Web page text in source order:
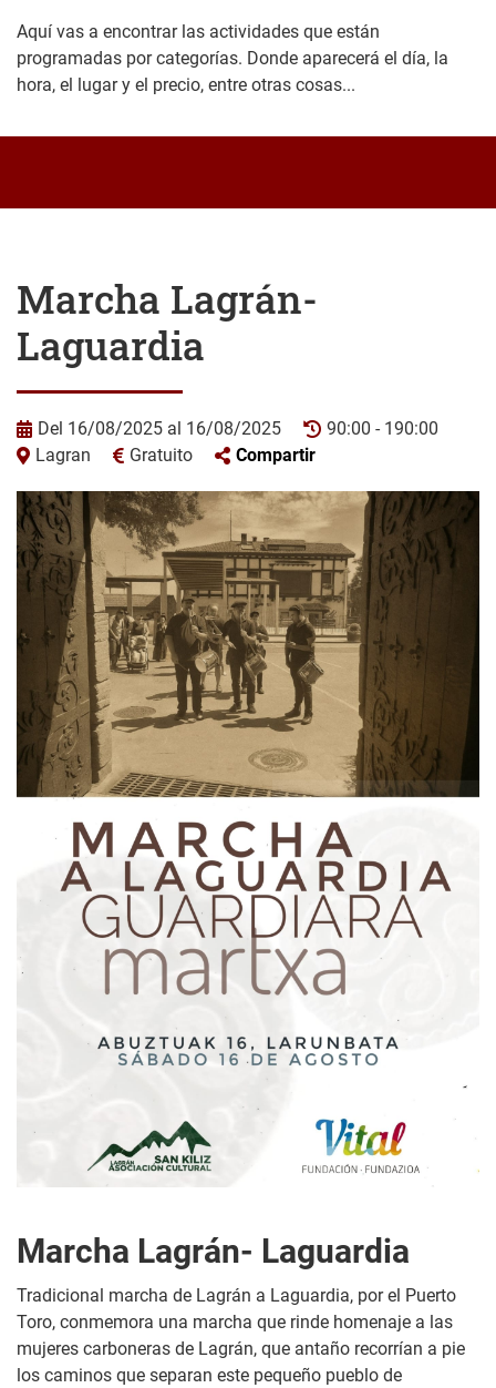
Aquí vas a encontrar las actividades que están
programadas por categorías. Donde aparecerá el día, la
hora, el lugar y el precio, entre otras cosas...
Marcha Lagrán-
Laguardia
Del 16/08/2025 al 16/08/2025
90:00 - 190:00
Lagran
Gratuito Compartir
Marcha Lagrán- Laguardia
Tradicional marcha de Lagrán a Laguardia, por el Puerto
Toro, conmemora una marcha que rinde homenaje a las
mujeres carboneras de Lagrán, que antaño recorrían a pie
los caminos que separan este pequeño pueblo de